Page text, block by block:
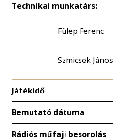
Technikai munkatárs:
Fülep Ferenc
Szmicsek János
Játékidő
Bemutató dátuma
Rádiós műfaji besorolás